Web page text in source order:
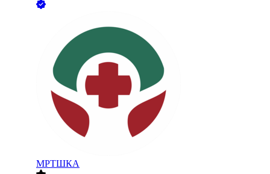
МРТШКА